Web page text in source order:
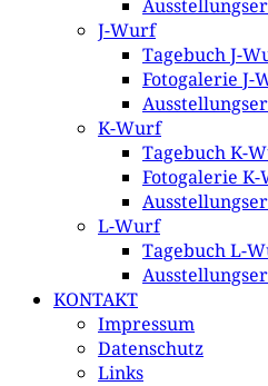
J-Wurf
Tagebuch J-
Fotogalerie J-
K-Wurf
Tagebuch K-
Fotogalerie
L-Wurf
Tagebuch L-
KONTAKT
Impressum
Datenschutz
Links